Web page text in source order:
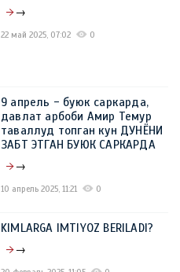
→
22 май 2025, 07:02 0
9 апрель - буюк саркарда,
давлат арбоби Амир Темур
таваллуд топган кун ДУНЁНИ
ЗАБТ ЭТГАН БУЮК САРКАРДА
→
10 апрель 2025, 11:21 0
KIMLARGA IMTIYOZ BERILADI?
→